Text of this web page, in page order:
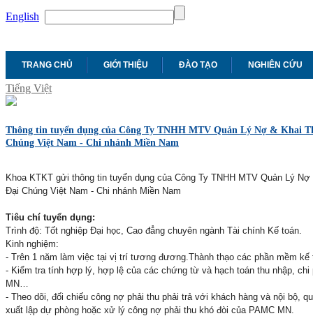
English
TRANG CHỦ GIỚI THIỆU ĐÀO TẠO NGHIÊN CỨU
Tiếng Việt
Thông tin tuyển dụng của Công Ty TNHH MTV Quản Lý Nợ & Khai
Chúng Việt Nam - Chi nhánh Miền Nam
Khoa KTKT gửi thông tin tuyển dụng của Công Ty TNHH MTV Quản Lý
Đại Chúng Việt Nam - Chi nhánh Miền Nam
Tiêu chí tuyển dụng:
Trình độ: Tốt nghiệp Đại học, Cao đẳng chuyên ngành Tài chính Kế toán.
Kinh nghiệm:
- Trên 1 năm làm việc tại vị trí tương đương.Thành thạo các phần mềm kế
- Kiểm tra tính hợp lý, hợp lệ của các chứng từ và hạch toán thu nhập,
MN…
- Theo dõi, đối chiếu công nợ phải thu phải trả với khách hàng và nội bộ,
xuất lập dự phòng hoặc xử lý công nợ phải thu khó đòi của PAMC MN.